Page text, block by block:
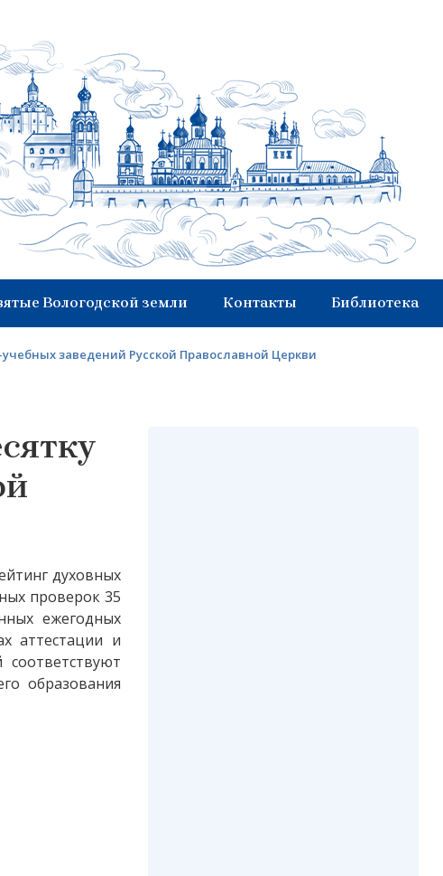
Вологодской земли Контакты Библиотека
заведений Русской Православной Церкви
духовных
проверок 35
ежегодных
аттестации и
образования